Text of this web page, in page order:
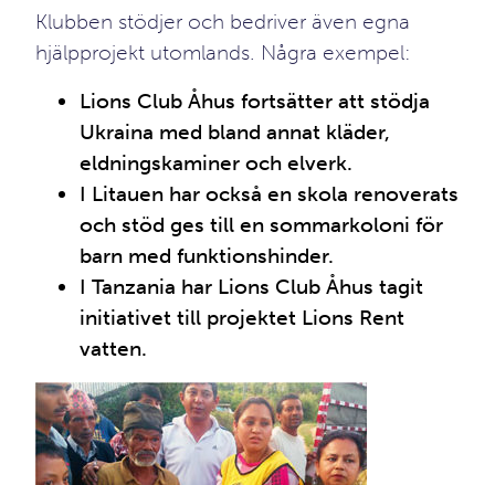
Klubben stödjer och bedriver även egna
hjälpprojekt utomlands. Några exempel:
Lions Club Åhus fortsätter att stödja
Ukraina med bland annat kläder,
eldningskaminer och elverk.
I Litauen har också en skola renoverats
och stöd ges till en sommarkoloni för
barn med funktionshinder.
I Tanzania har Lions Club Åhus tagit
initiativet till projektet Lions Rent
vatten.